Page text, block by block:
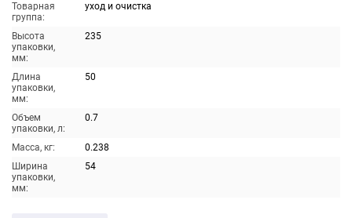
Товарная
группа:
уход и очистка
Высота
упаковки,
мм:
235
Длина
упаковки,
мм:
50
Объем
упаковки, л:
0.7
Масса, кг:
0.238
Ширина
упаковки,
мм:
54